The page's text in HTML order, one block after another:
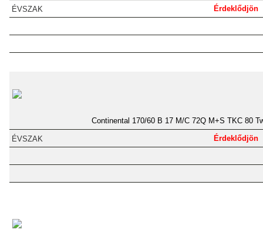
Érdeklődjön
Continental 170/60 B 17 M/C 72Q M+S TKC 80
Érdeklődjön